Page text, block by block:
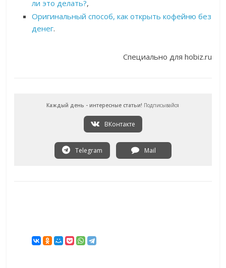
ли это делать?,
Оригинальный способ, как открыть кофейню без
денег.
Специально для hobiz.ru
Каждый день - интересные статьи! Подписывайся
ВКонтакте
Telegram Mail